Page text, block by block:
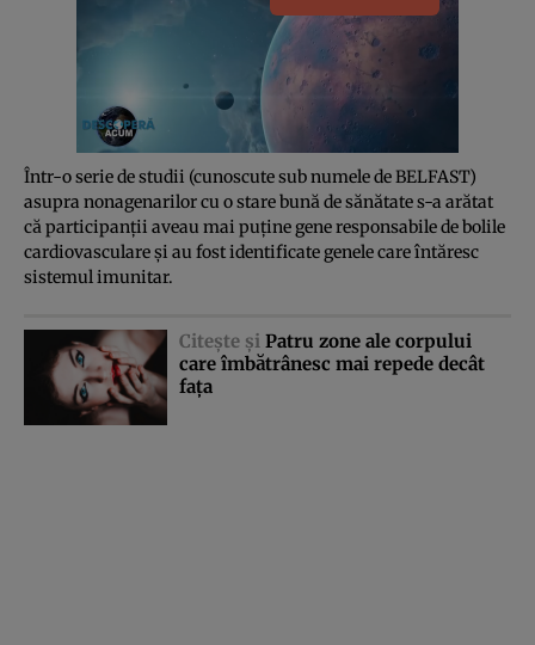
Într-o serie de studii (cunoscute sub numele de BELFAST)
asupra nonagenarilor cu o stare bună de sănătate s-a arătat
că participanţii aveau mai puţine gene responsabile de bolile
cardiovasculare şi au fost identificate genele care întăresc
sistemul imunitar.
Citeşte şi Patru zone ale corpului
care îmbătrânesc mai repede decât
faţa